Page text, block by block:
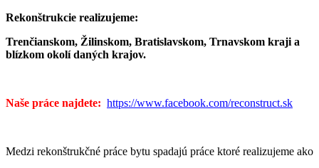
Rekonštrukcie realizujeme:
Trenčianskom, Žilinskom, Bratislavskom, Trnavskom kraji a
blízkom okolí daných krajov.
Naše práce najdete: https://www.facebook.com/reconstruct.sk
Medzi rekonštrukčné práce bytu spadajú práce ktoré realizujeme ako